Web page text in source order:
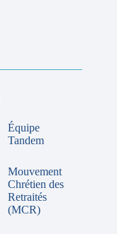
Équipe
Tandem
Mouvement
Chrétien des
Retraités
(MCR)